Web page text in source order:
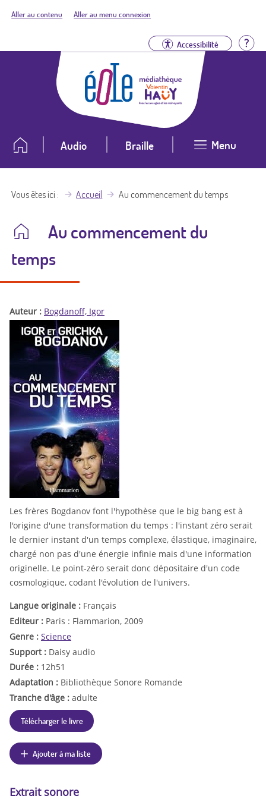
Aller au contenu Aller au menu connexion
Accessibilité
Audio Braille Menu
Vous êtes ici Accueil Au commencement du temps
Au commencement du
temps
Auteur : Bogdanoff, Igor
Les frères Bogdanov font l'hypothèse que le big bang est à
l'origine d'une transformation du temps : l'instant zéro serait
le dernier instant d'un temps complexe, élastique, imaginaire,
chargé non pas d'une énergie infinie mais d'une information
originelle. Le point-zéro serait donc dépositaire d'un code
cosmologique, codant l'évolution de l'univers.
Langue originale : Français
Editeur : Paris : Flammarion, 2009
Genre : Science
Support : Daisy audio
Durée : 12h51
Adaptation : Bibliothèque Sonore Romande
Tranche d'âge : adulte
Télécharger le livre
Ajouter à ma liste
Extrait sonore